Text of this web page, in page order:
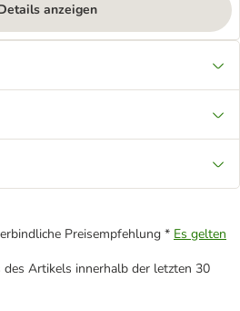
anzeigen
Preisempfehlung * Es gelten
Artikels innerhalb der letzten 30